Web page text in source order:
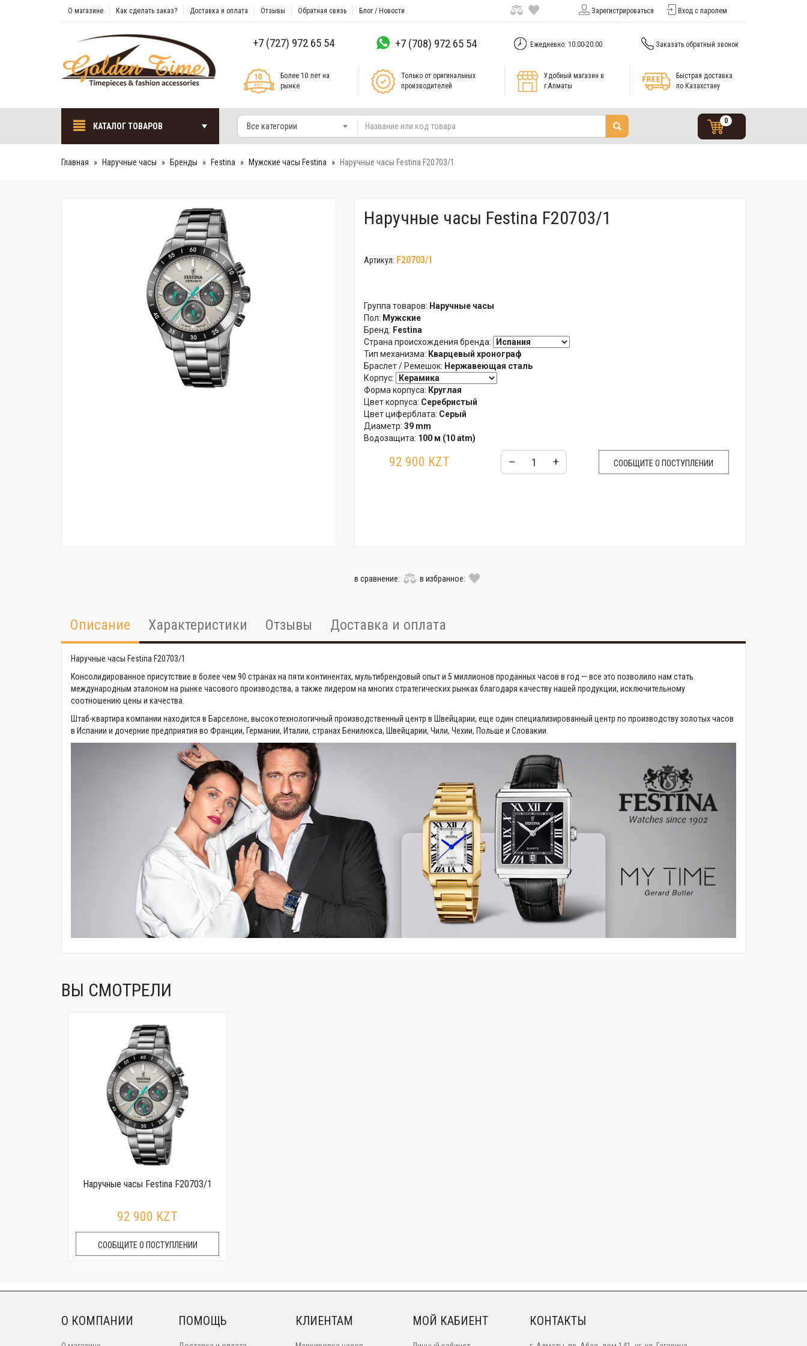
О магазине Как сделать заказ? Доставка и оплата Отзывы Обратная связь Блог / Новости Зарегистрироваться Вход с паролем
+7 (727) 972 65 54 +7 (708) 972 65 54 Ежедневно: 10:00-20:00 Заказать обратный звонок
Более 10 лет на
рынке
Только от оригинальных
производителей
Удобный магазин в
г.Алматы
Быстрая доставка
по Казахстану
КАТАЛОГ ТОВАРОВ Все категории
0
Главная Наручные часы Бренды Festina Мужские часы Festina Наручные часы Festina F20703/1
Наручные часы Festina F20703/1
Артикул: F20703/1
Группа товаров: Наручные часы
Пол: Мужские
Бренд: Festina
Страна происхождения бренда:
Тип механизма: Кварцевый хронограф
Браслет / Ремешок: Нержавеющая сталь
Корпус:
Форма корпуса: Круглая
Цвет корпуса: Серебристый
Цвет циферблата: Серый
Диаметр: 39 mm
Водозащита: 100 м (10 atm)
Гарантия: 24 месяца
92 900 KZT – + СООБЩИТЕ О ПОСТУПЛЕНИИ
в сравнение: в избранное:
Описание Характеристики Отзывы Доставка и оплата
Наручные часы Festina F20703/1
Консолидированное присутствие в более чем 90 странах на пяти континентах, мультибрендовый опыт и 5 миллионов проданных часов в год — все это позволило нам стать
международным эталоном на рынке часового производства, а также лидером на многих стратегических рынках благодаря качеству нашей продукции, исключительному
соотношению цены и качества.
Штаб-квартира компании находится в Барселоне, высокотехнологичный производственный центр в Швейцарии, еще один специализированный центр по производству золотых часов
в Испании и дочерние предприятия во Франции, Германии, Италии, странах Бенилюкса, Швейцарии, Чили, Чехии, Польше и Словакии.
ВЫ СМОТРЕЛИ
Наручные часы Festina F20703/1
92 900 KZT
СООБЩИТЕ О ПОСТУПЛЕНИИ
О КОМПАНИИ ПОМОЩЬ КЛИЕНТАМ МОЙ КАБИЕНТ КОНТАКТЫ